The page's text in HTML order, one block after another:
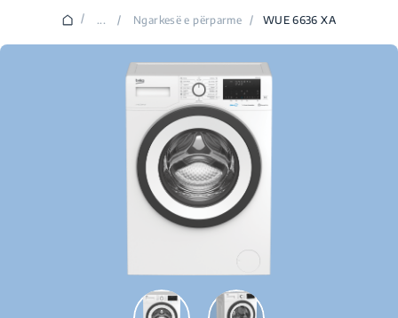
/ ... / Ngarkesë e përparme / WUE 6636 XA